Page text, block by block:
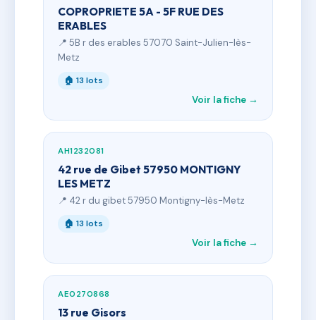
COPROPRIETE 5A - 5F RUE DES
ERABLES
📍 5B r des erables 57070 Saint-Julien-lès-
Metz
🏠 13 lots
Voir la fiche →
AH1232081
42 rue de Gibet 57950 MONTIGNY
LES METZ
📍 42 r du gibet 57950 Montigny-lès-Metz
🏠 13 lots
Voir la fiche →
AE0270868
13 rue Gisors